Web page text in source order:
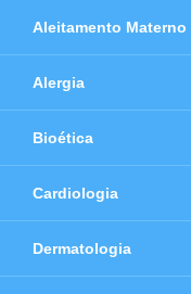
Aleitamento Materno
Alergia
Bioética
Cardiologia
Dermatologia